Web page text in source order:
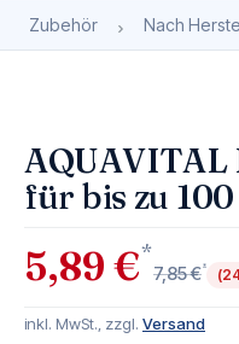
Zubehör Nach
AQUAVITAL
für bis zu
5,89 €*
7,85 €*
inkl. MwSt., zzgl. Versand